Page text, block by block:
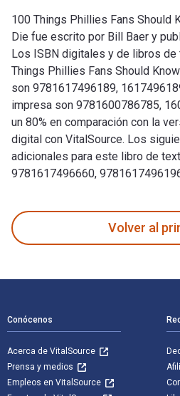
100 Things Phillies Fans Should
Die fue escrito por Bill Baer y
Los ISBN digitales y de libros
Things Phillies Fans Should
son 9781617496189,
impresa son 9781600786785,
un 80% en comparación con la
digital con VitalSource. Los
adicionales para este libro de
9781617496660,
Volver al
Conócenos
Acerca de VitalSource
Prensa y medios
Empleos en VitalSource